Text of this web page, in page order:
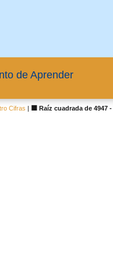
de Aprender
Cifras | 🟦 Raíz cuadrada de